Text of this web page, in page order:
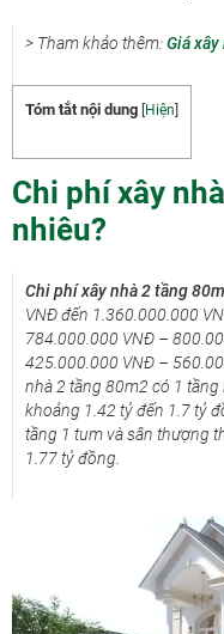
> Tham khảo thêm:Giá
Tóm tắt nội dung Hiện
Chi phí xây
nhiêu?
Chi phí xây nhà 2 tầng
VNĐ đến 1.360.000.000
784.000.000 VNĐ –
425.000.000 VNĐ –
nhà 2 tầng 80m2 có 1
khoảng 1.42 tỷ đến 1.7 tỷ
tầng 1 tum và sân thượng
1.77 tỷ đồng.